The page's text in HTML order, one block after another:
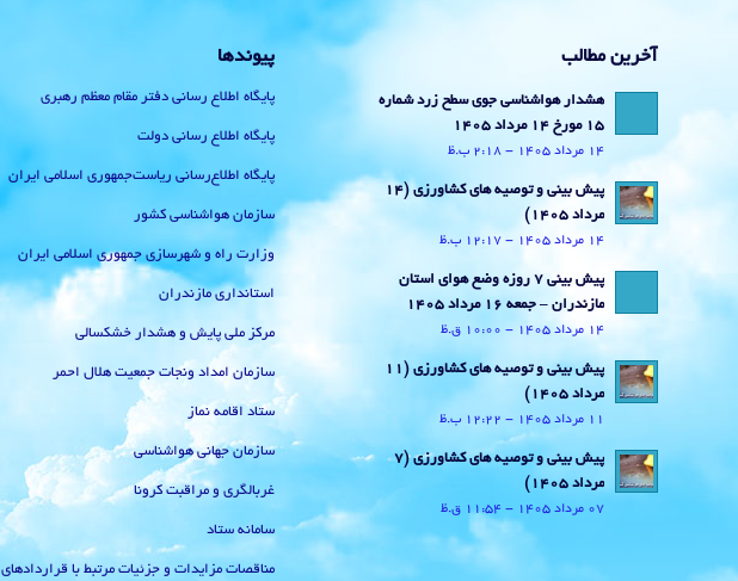
آخرین مطالب
هشدار هواشناسی جوی سطح زرد شماره
15 مورخ 14 مرداد 1405
14 مرداد 1405 - 2:18 ب.ظ
پیش بینی و توصیه های کشاورزی (14
مرداد ۱۴۰۵)
14 مرداد 1405 - 12:17 ب.ظ
پیش بینی 7 روزه وضع هوای استان
مازندران – جمعه 16 مرداد 1405
14 مرداد 1405 - 10:00 ق.ظ
پیش بینی و توصیه های کشاورزی (11
مرداد ۱۴۰۵)
11 مرداد 1405 - 12:22 ب.ظ
پیش بینی و توصیه های کشاورزی (7
مرداد ۱۴۰۵)
07 مرداد 1405 - 11:54 ق.ظ
پیوندها
پایگاه اطلاع رسانی دفتر مقام معظم رهبری
پایگاه اطلاع رسانی دولت
پایگاه اطلاع‌رسانی ریاست‌جمهوری اسلامی ایران
سازمان هواشناسی کشور
وزارت راه و شهرسازی جمهوری اسلامی ایران
استانداری مازندران
مرکز ملی پایش و هشدار خشکسالی
سازمان امداد ونجات جمعیت هلال احمر
ستاد اقامه نماز
سازمان جهانی هواشناسی
غربالگری و مراقبت کرونا
سامانه ستاد
مناقصات مزایدات و جزئیات مرتبط با قراردادهای